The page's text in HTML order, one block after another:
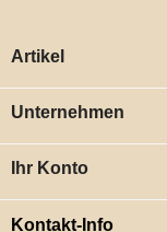
Artikel
Unternehmen
Ihr Konto
Kontakt-Info